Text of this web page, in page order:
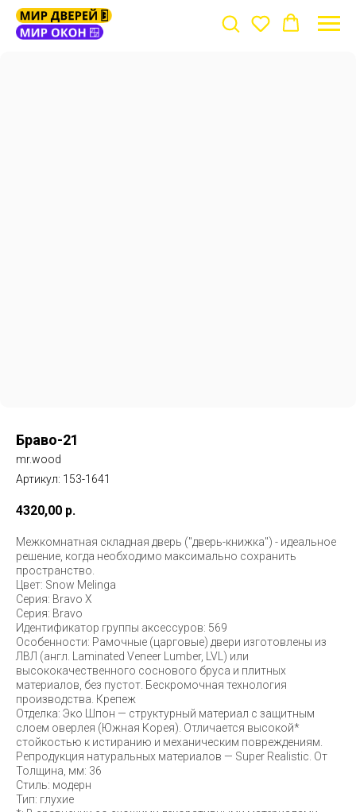
Браво-21
mr.wood
Артикул: 153-1641
4320,00 р.
Межкомнатная складная дверь ("дверь-книжка") - идеальное
решение, когда необходимо максимально сохранить
пространство.
Цвет: Snow Melinga
Серия: Bravo X
Серия: Bravo
Идентификатор группы аксессуров: 569
Особенности: Рамочные (царговые) двери изготовлены из
ЛВЛ (англ. Laminated Veneer Lumber, LVL) или
высококачественного соснового бруса и плитных
материалов, без пустот. Бескромочная технология
производства. Крепеж
Отделка: Эко Шпон — структурный материал с защитным
слоем оверлея (Южная Корея). Отличается высокой*
стойкостью к истиранию и механическим повреждениям.
Репродукция натуральных материалов — Super Realistic. От
Толщина, мм: 36
Стиль: модерн
Тип: глухие